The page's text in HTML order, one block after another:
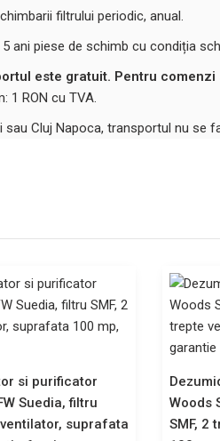
filtrului periodic, anual.
ani piese de schimb cu condiția
este gratuit. Pentru
1 RON cu TVA.
Cluj Napoca, transportul nu se
si purificator
Suedia, filtru
suprafata
Woods
SMF, 2